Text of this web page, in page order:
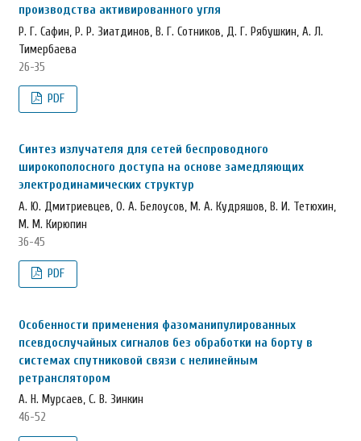
производства активированного угля
Р. Г. Сафин, Р. Р. Зиатдинов, В. Г. Сотников, Д. Г. Рябушкин, А. Л.
Тимербаева
26-35
PDF
Синтез излучателя для сетей беспроводного
широкополосного доступа на основе замедляющих
электродинамических структур
А. Ю. Дмитриевцев, О. А. Белоусов, М. А. Кудряшов, В. И. Тетюхин,
М. М. Кирюпин
36-45
PDF
Особенности применения фазоманипулированных
псевдослучайных сигналов без обработки на борту в
системах спутниковой связи с нелинейным
ретранслятором
А. Н. Мурсаев, С. В. Зинкин
46-52